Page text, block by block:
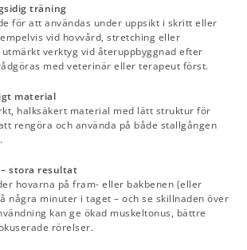
träning
för att användas under uppsikt i skritt eller
vid hovvård, stretching eller
verktyg vid återuppbyggnad efter
med veterinär eller terapeut först.
material
halksäkert material med lätt struktur för
rengöra och använda på både stallgången
stora resultat
hovarna på fram- eller bakbenen (eller
några minuter i taget – och se skillnaden över
kan ge ökad muskeltonus, bättre
rörelser.